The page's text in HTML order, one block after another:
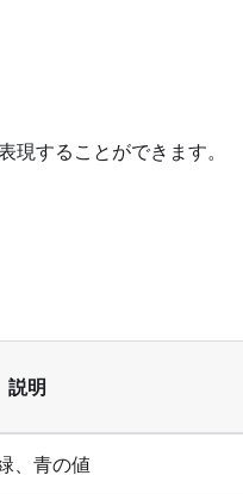
することができます。
説明
、青の値